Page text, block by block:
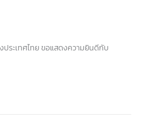
ประเทศไทย ขอแสดงความยินดีกับ